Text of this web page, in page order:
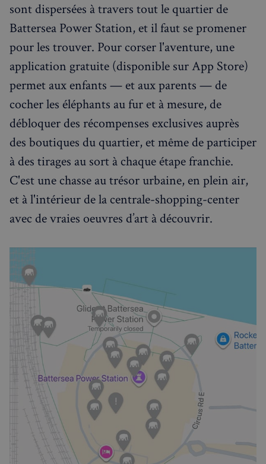
sont dispersées à travers tout le quartier de
Battersea Power Station, et il faut se promener
pour les trouver. Pour corser l'aventure, une
application gratuite (disponible sur App Store)
permet aux enfants — et aux parents — de
cocher les éléphants au fur et à mesure, de
débloquer des récompenses exclusives auprès
des boutiques du quartier, et même de participer
à des tirages au sort à chaque étape franchie.
C'est une chasse au trésor urbaine, en plein air,
et à l'intérieur de la centrale-shopping-center
avec de vraies oeuvres d’art à découvrir.